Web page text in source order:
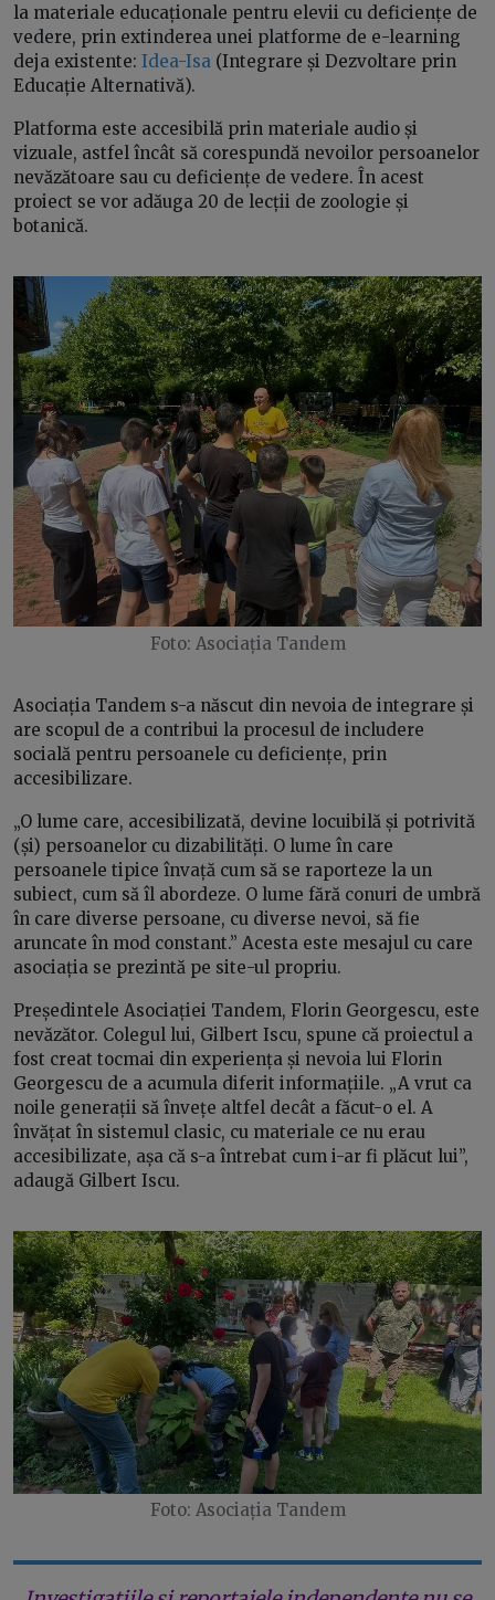
la materiale educaționale pentru elevii cu deficiențe de
vedere, prin extinderea unei platforme de e-learning
deja existente: Idea-Isa (Integrare și Dezvoltare prin
Educație Alternativă).
Platforma este accesibilă prin materiale audio și
vizuale, astfel încât să corespundă nevoilor persoanelor
nevăzătoare sau cu deficiențe de vedere. În acest
proiect se vor adăuga 20 de lecții de zoologie și
botanică.
Foto: Asociația Tandem
Asociația Tandem s-a născut din nevoia de integrare și
are scopul de a contribui la procesul de includere
socială pentru persoanele cu deficiențe, prin
accesibilizare.
„O lume care, accesibilizată, devine locuibilă și potrivită
(și) persoanelor cu dizabilități. O lume în care
persoanele tipice învață cum să se raporteze la un
subiect, cum să îl abordeze. O lume fără conuri de umbră
în care diverse persoane, cu diverse nevoi, să fie
aruncate în mod constant.” Acesta este mesajul cu care
asociația se prezintă pe site-ul propriu.
Președintele Asociației Tandem, Florin Georgescu, este
nevăzător. Colegul lui, Gilbert Iscu, spune că proiectul a
fost creat tocmai din experiența și nevoia lui Florin
Georgescu de a acumula diferit informațiile. „A vrut ca
noile generații să învețe altfel decât a făcut-o el. A
învățat în sistemul clasic, cu materiale ce nu erau
accesibilizate, așa că s-a întrebat cum i-ar fi plăcut lui”,
adaugă Gilbert Iscu.
Foto: Asociația Tandem